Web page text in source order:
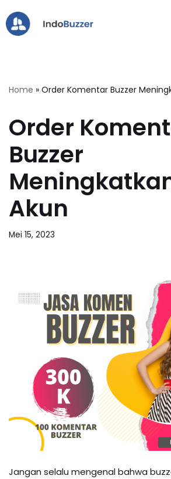
Lompat
Home » Order Komentar Buzzer
Order
Buzzer
Akun
Mei 15, 2023
Jangan selalu mengenal bahwa